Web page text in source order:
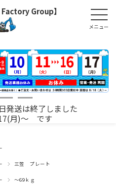
Group】
発送は終了しました
月)～ です
三笠 プレート
～69ｋｇ